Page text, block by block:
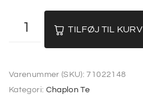
TILFØJ TIL KURV
Varenummer (SKU):71022148
Kategori: Chaplon Te